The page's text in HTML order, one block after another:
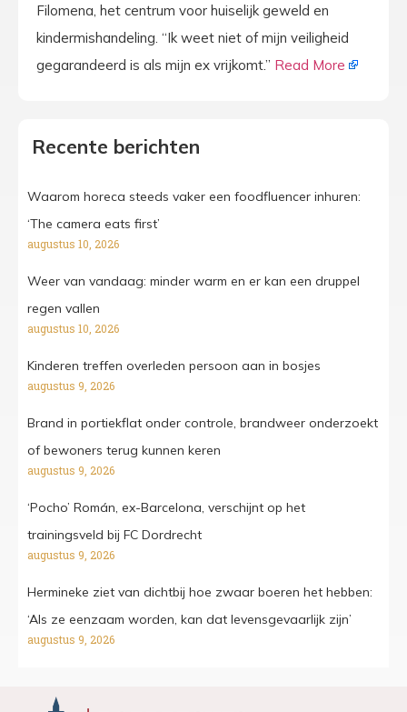
Filomena, het centrum voor huiselijk geweld en
kindermishandeling. “Ik weet niet of mijn veiligheid
gegarandeerd is als mijn ex vrijkomt.” Read More
Recente berichten
Waarom horeca steeds vaker een foodfluencer inhuren:
‘The camera eats first’
augustus 10, 2026
Weer van vandaag: minder warm en er kan een druppel
regen vallen
augustus 10, 2026
Kinderen treffen overleden persoon aan in bosjes
augustus 9, 2026
Brand in portiekflat onder controle, brandweer onderzoekt
of bewoners terug kunnen keren
augustus 9, 2026
‘Pocho’ Román, ex-Barcelona, verschijnt op het
trainingsveld bij FC Dordrecht
augustus 9, 2026
Hermineke ziet van dichtbij hoe zwaar boeren het hebben:
‘Als ze eenzaam worden, kan dat levensgevaarlijk zijn’
augustus 9, 2026